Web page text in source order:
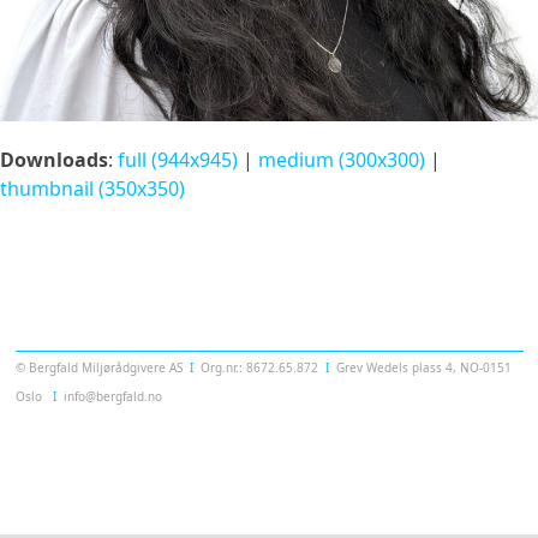
Downloads: full (944x945) | medium (300x300) |
thumbnail (350x350)
© Bergfald Miljørådgivere AS Ι Org.nr.: 8672.65.872 Ι Grev Wedels plass 4, NO-0151
Oslo Ι info@bergfald.no